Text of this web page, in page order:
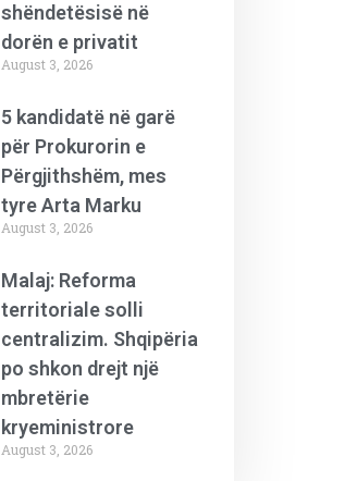
shëndetësisë në
dorën e privatit
August 3, 2026
5 kandidatë në garë
për Prokurorin e
Përgjithshëm, mes
tyre Arta Marku
August 3, 2026
Malaj: Reforma
territoriale solli
centralizim. Shqipëria
po shkon drejt një
mbretërie
kryeministrore
August 3, 2026